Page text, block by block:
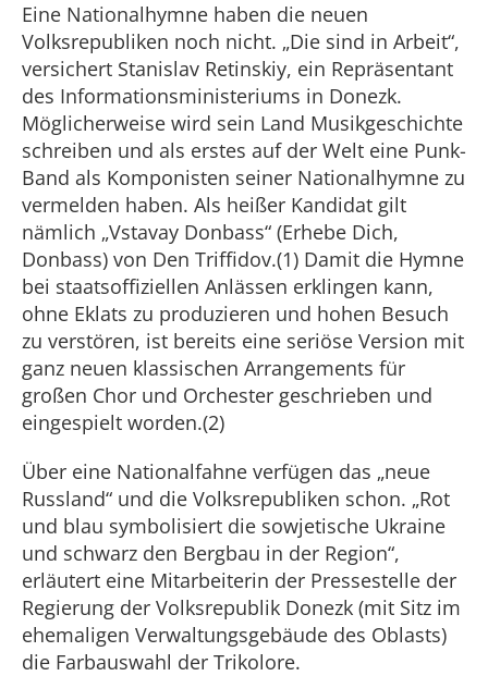
Eine Nationalhymne haben die neuen
Volksrepubliken noch nicht. „Die sind in Arbeit“,
versichert Stanislav Retinskiy, ein Repräsentant
des Informationsministeriums in Donezk.
Möglicherweise wird sein Land Musikgeschichte
schreiben und als erstes auf der Welt eine Punk-
Band als Komponisten seiner Nationalhymne zu
vermelden haben. Als heißer Kandidat gilt
nämlich „Vstavay Donbass“ (Erhebe Dich,
Donbass) von Den Triffidov.(1) Damit die Hymne
bei staatsoffiziellen Anlässen erklingen kann,
ohne Eklats zu produzieren und hohen Besuch
zu verstören, ist bereits eine seriöse Version mit
ganz neuen klassischen Arrangements für
großen Chor und Orchester geschrieben und
eingespielt worden.(2)
Über eine Nationalfahne verfügen das „neue
Russland“ und die Volksrepubliken schon. „Rot
und blau symbolisiert die sowjetische Ukraine
und schwarz den Bergbau in der Region“,
erläutert eine Mitarbeiterin der Pressestelle der
Regierung der Volksrepublik Donezk (mit Sitz im
ehemaligen Verwaltungsgebäude des Oblasts)
die Farbauswahl der Trikolore.